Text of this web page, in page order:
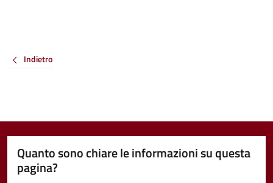
Indietro
Quanto sono chiare le informazioni su questa
pagina?